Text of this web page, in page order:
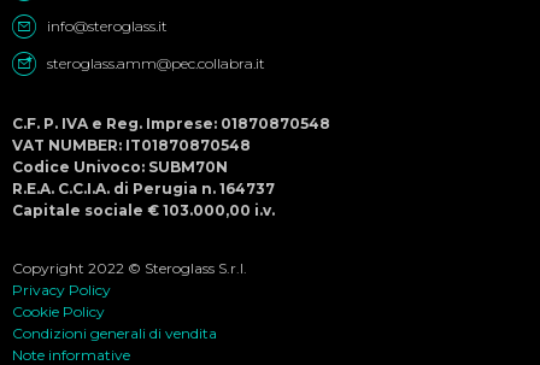
info@steroglass.it
steroglass.amm@pec.collabra.it
C.F. P. IVA e Reg. Imprese: 01870870548
VAT NUMBER: IT01870870548
Codice Univoco: SUBM70N
R.E.A. C.C.I.A. di Perugia n. 164737
Capitale sociale € 103.000,00 i.v.
Copyright 2022 © Steroglass S.r.l.
Privacy Policy
Cookie Policy
Condizioni generali di vendita
Note informative